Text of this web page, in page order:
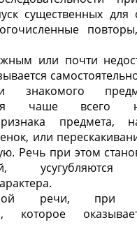
существенных для
или почти
знакомого
чаше всего
предмета,
или
Речь при этом
усугубляются
речи, при
которое